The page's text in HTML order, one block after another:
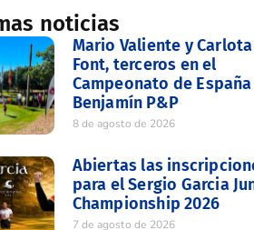
noticias
Mario Valiente y Carlota
Font, terceros en el
Campeonato de España
Benjamín P&P
8 de agosto de 2026
Abiertas las
para el Sergio Garcia
Championship 2026
7 de agosto de 2026